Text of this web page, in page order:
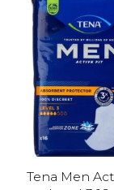
Tena Men